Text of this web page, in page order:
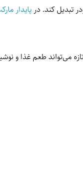
تبدیل کند. در پایدار
می‌تواند طعم غذا و